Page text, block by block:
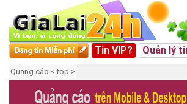
Tin VIP? Quản lý
Quảng cáo < top >